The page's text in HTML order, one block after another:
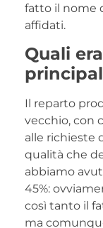
fatto il nome
affidati.
Quali
Il reparto
vecchio, con
alle richieste
qualità che
abbiamo
45%:
così tanto il
ma